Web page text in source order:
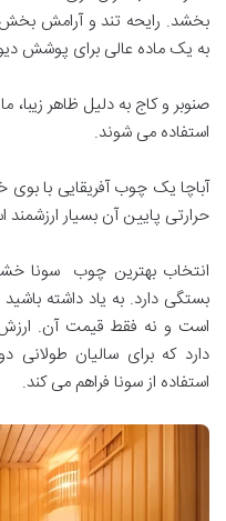
بخشد. رایحه تند و آرامش بخش
به یک ماده عالی برای پوشش
صنوبر و کاج به دلیل ظاهر
استفاده می شوند.
آباچا یک چوب آفریقایی با
حرارتی پایین آن بسیار
انتخاب بهترین چوب سونا
بستگی دارد. به یاد داشته
است و نه فقط قیمت آن. ارزش
دارد که برای سالیان طولانی
استفاده از سونا فراهم می کند.